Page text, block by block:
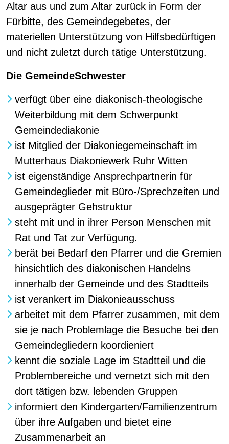
Altar aus und zum Altar zurück in Form der
Fürbitte, des Gemeindegebetes, der
materiellen Unterstützung von Hilfsbedürftigen
und nicht zuletzt durch tätige Unterstützung.
Die GemeindeSchwester
verfügt über eine diakonisch-theologische
Weiterbildung mit dem Schwerpunkt
Gemeindediakonie
ist Mitglied der Diakoniegemeinschaft im
Mutterhaus Diakoniewerk Ruhr Witten
ist eigenständige Ansprechpartnerin für
Gemeindeglieder mit Büro-/Sprechzeiten und
ausgeprägter Gehstruktur
steht mit und in ihrer Person Menschen mit
Rat und Tat zur Verfügung.
berät bei Bedarf den Pfarrer und die Gremien
hinsichtlich des diakonischen Handelns
innerhalb der Gemeinde und des Stadtteils
ist verankert im Diakonieausschuss
arbeitet mit dem Pfarrer zusammen, mit dem
sie je nach Problemlage die Besuche bei den
Gemeindegliedern koordieniert
kennt die soziale Lage im Stadtteil und die
Problem­bereiche und vernetzt sich mit den
dort tätigen bzw. lebenden Gruppen
informiert den Kindergarten/Familienzentrum
über ihre Aufgaben und bietet eine
Zusammenarbeit an